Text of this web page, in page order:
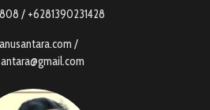
/ +6281390231428
/